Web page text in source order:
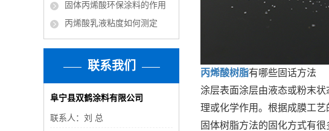
固体丙烯酸环保涂料的作用
丙烯酸乳液粘度如何测定
联系我们
阜宁县双鹤涂料有限公司
联系人：刘 总
丙烯酸树脂有哪些固话方法
涂层表面涂层由液态或粉末
理或化学作用。根据成膜工艺
固体树脂方法的固化方式有